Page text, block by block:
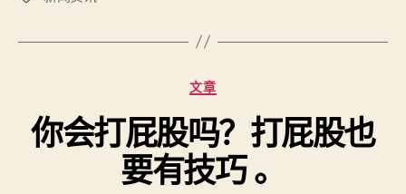
分
类
文章
你会打屁股吗？打屁股也
要有技巧 。